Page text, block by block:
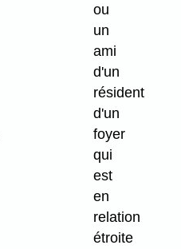
ou
un
ami
d'un
résident
d'un
foyer
qui
est
en
relation
étroite